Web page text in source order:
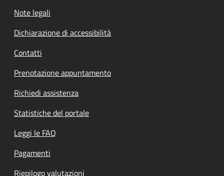
Note legali
Dichiarazione di accessibilità
Contatti
Prenotazione appuntamento
Richiedi assistenza
Statistiche del portale
Leggi le FAQ
Pagamenti
Riepilogo valutazioni